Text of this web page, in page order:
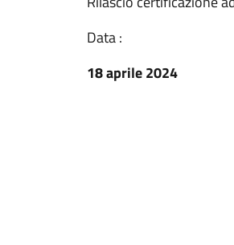
Data :
18 aprile 2024